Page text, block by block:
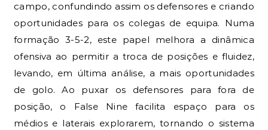
campo, confundindo assim os defensores e criando
oportunidades para os colegas de equipa. Numa
formação 3-5-2, este papel melhora a dinâmica
ofensiva ao permitir a troca de posições e fluidez,
levando, em última análise, a mais oportunidades
de golo. Ao puxar os defensores para fora de
posição, o False Nine facilita espaço para os
médios e laterais explorarem, tornando o sistema